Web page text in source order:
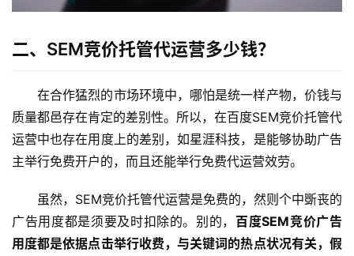
二、SEM竞价托管代运营多少钱？
在合作猛烈的市场环境中，哪怕是统一样产物，价钱与
质量都邑存在肯定的差别性。所以，在百度SEM竞价托管代
运营中也存在用度上的差别，如星涯科技，是能够协助广告
主举行免费开户的，而且还能举行免费代运营效劳。
虽然，SEM竞价托管代运营是免费的，然则个中斲丧的
广告用度都是须要及时扣除的。别的， 百度SEM竞价广告
用度都是依据点击举行收费，与关键词的热点状况有关，假